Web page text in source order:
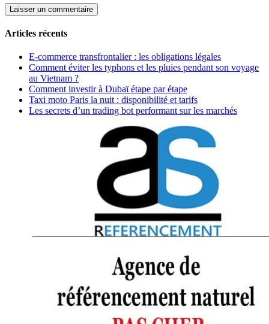
Articles récents
E-commerce transfrontalier : les obligations légales
Comment éviter les typhons et les pluies pendant son voyage
au Vietnam ?
Comment investir à Dubaï étape par étape
Taxi moto Paris la nuit : disponibilité et tarifs
Les secrets d’un trading bot performant sur les marchés